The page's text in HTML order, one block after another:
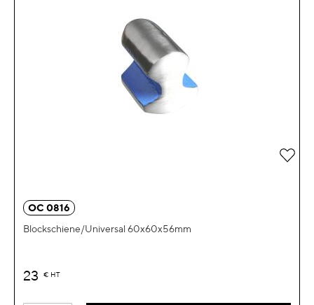
OC 0816
Blockschiene/Universal 60x60x56mm
23 € HT
Zur